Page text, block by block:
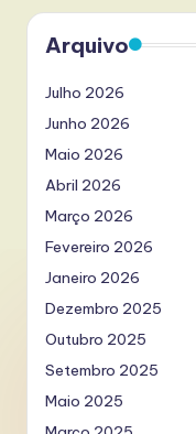
Arquivo
Julho 2026
Junho 2026
Maio 2026
Abril 2026
Março 2026
Fevereiro 2026
Janeiro 2026
Dezembro 2025
Outubro 2025
Setembro 2025
Maio 2025